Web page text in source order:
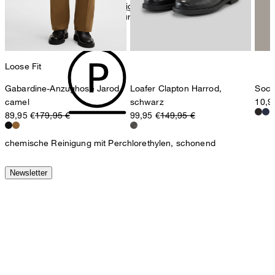
Bügeln bei geringer Temperatur
chemische Reinigung mit Perchlorethylen, schonend
Alle Informationen zu nachhaltigen Produkten
Loose Fit
Gabardine-Anzughose Jarod,
camel
89,95 €179,95 €
Loafer Clapton Harrod,
schwarz
99,95 €149,95 €
Newsletter